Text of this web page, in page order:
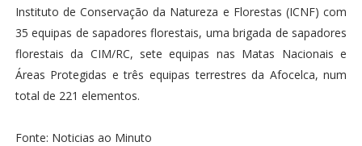
Instituto de Conservação da Natureza e Florestas (ICNF) com
35 equipas de sapadores florestais, uma brigada de sapadores
florestais da CIM/RC, sete equipas nas Matas Nacionais e
Áreas Protegidas e três equipas terrestres da Afocelca, num
total de 221 elementos.
Fonte: Noticias ao Minuto